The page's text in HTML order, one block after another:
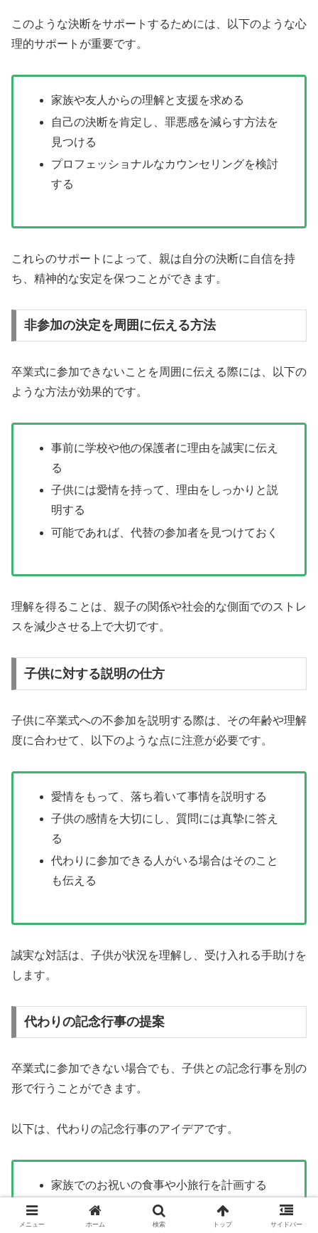
このような決断をサポートするためには、以下のような心
理的サポートが重要です。
家族や友人からの理解と支援を求める
自己の決断を肯定し、罪悪感を減らす方法を
見つける
プロフェッショナルなカウンセリングを検討
する
これらのサポートによって、親は自分の決断に自信を持
ち、精神的な安定を保つことができます。
非参加の決定を周囲に伝える方法
卒業式に参加できないことを周囲に伝える際には、以下の
ような方法が効果的です。
事前に学校や他の保護者に理由を誠実に伝え
る
子供には愛情を持って、理由をしっかりと説
明する
可能であれば、代替の参加者を見つけておく
理解を得ることは、親子の関係や社会的な側面でのストレ
スを減少させる上で大切です。
子供に対する説明の仕方
子供に卒業式への不参加を説明する際は、その年齢や理解
度に合わせて、以下のような点に注意が必要です。
愛情をもって、落ち着いて事情を説明する
子供の感情を大切にし、質問には真摯に答え
る
代わりに参加できる人がいる場合はそのこと
も伝える
誠実な対話は、子供が状況を理解し、受け入れる手助けを
します。
代わりの記念行事の提案
卒業式に参加できない場合でも、子供との記念行事を別の
形で行うことができます。
以下は、代わりの記念行事のアイデアです。
家族でのお祝いの食事や小旅行を計画する
卒業式当日に子供への特別なプレゼントを用
メニュー ホーム 検索 トップ サイドバー